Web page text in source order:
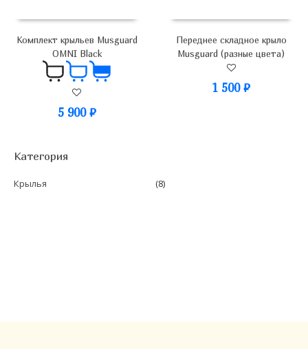
Комплект крыльев Musguard
OMNI Black
5 900 ₽
Переднее складное крыло
Musguard (разные цвета)
1 500₽
Категория
Крылья (8)